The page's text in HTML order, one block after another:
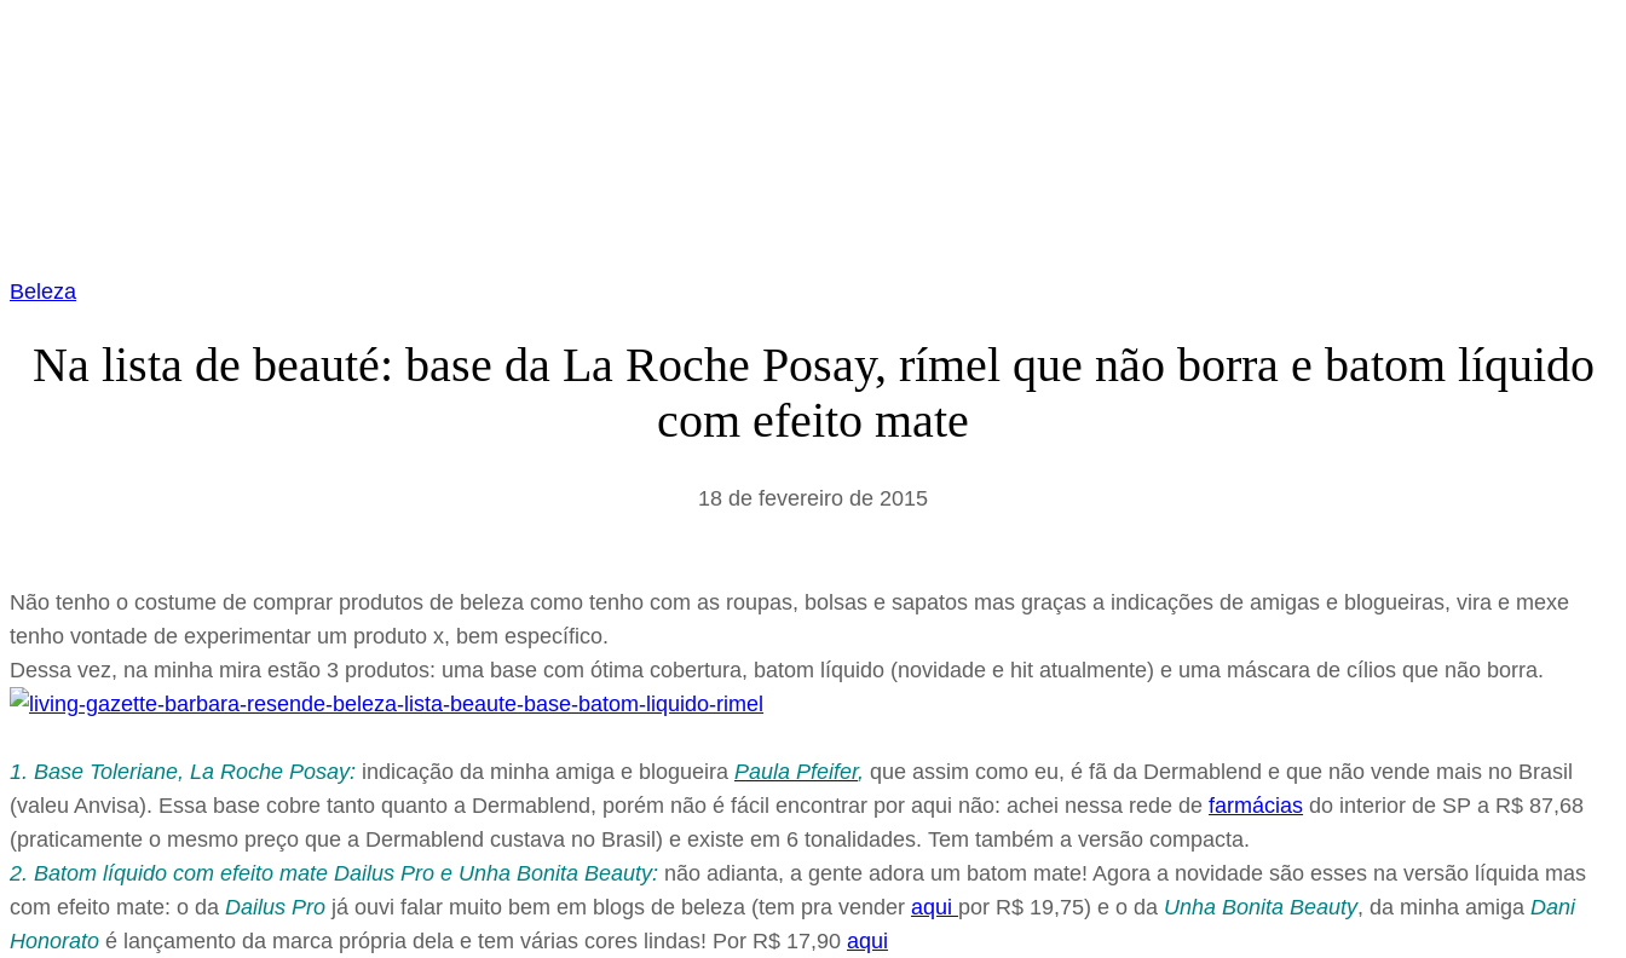
Beleza
Na lista de beauté: base da La Roche Posay, rímel que não borra e batom líquido
com efeito mate
18 de fevereiro de 2015
Não tenho o costume de comprar produtos de beleza como tenho com as roupas, bolsas e sapatos mas graças a indicações de amigas e blogueiras, vira e mexe
tenho vontade de experimentar um produto x, bem específico.
Dessa vez, na minha mira estão 3 produtos: uma base com ótima cobertura, batom líquido (novidade e hit atualmente) e uma máscara de cílios que não borra.
1. Base Toleriane, La Roche Posay: indicação da minha amiga e blogueira Paula Pfeifer, que assim como eu, é fã da Dermablend e que não vende mais no Brasil
(valeu Anvisa). Essa base cobre tanto quanto a Dermablend, porém não é fácil encontrar por aqui não: achei nessa rede de farmácias do interior de SP a R$ 87,68
(praticamente o mesmo preço que a Dermablend custava no Brasil) e existe em 6 tonalidades. Tem também a versão compacta.
2. Batom líquido com efeito mate Dailus Pro e Unha Bonita Beauty: não adianta, a gente adora um batom mate! Agora a novidade são esses na versão líquida mas
com efeito mate: o da Dailus Pro já ouvi falar muito bem em blogs de beleza (tem pra vender aqui por R$ 19,75) e o da Unha Bonita Beauty, da minha amiga Dani
Honorato é lançamento da marca própria dela e tem várias cores lindas! Por R$ 17,90 aqui